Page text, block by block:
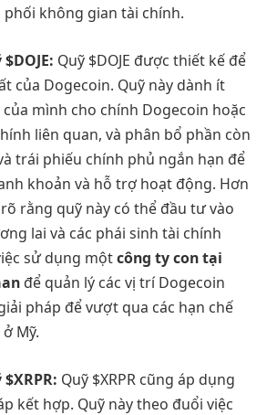
không gian tài chính.
Quỹ $DOJE được thiết kế để
của Dogecoin. Quỹ này dành ít
của mình cho chính Dogecoin hoặc
liên quan, và phân bổ phần còn
trái phiếu chính phủ ngắn hạn để
khoản và hỗ trợ hoạt động. Hơn
rằng quỹ này có thể đầu tư vào
lai và các phái sinh tài chính
sử dụng mộtcông ty con tại
để quản lý các vị trí Dogecoin
pháp để vượt qua các hạn chế
Mỹ.
Quỹ $XRPR cũng áp dụng
kết hợp. Quỹ này theo đuổi việc